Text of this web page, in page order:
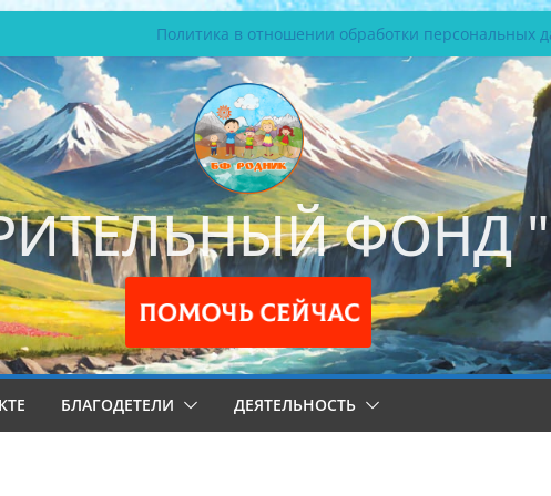
Политика в отношении обработки персональных
ФОНД
БЛАГОДЕТЕЛИ ДЕЯТЕЛЬНОСТЬ